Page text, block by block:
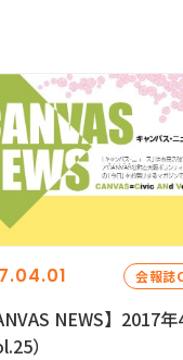
会報誌
NEWS】2017
）